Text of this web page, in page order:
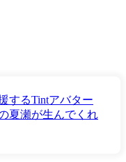
するTintアバター
夏瀬が生んでくれ